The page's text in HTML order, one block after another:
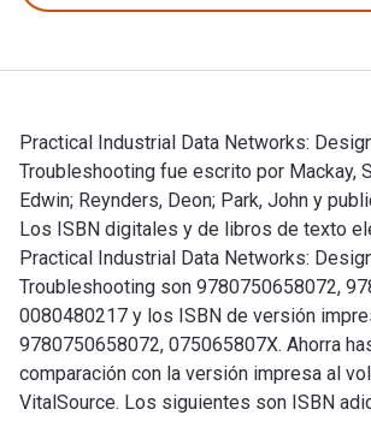
Practical Industrial Data Networks:
Troubleshooting fue escrito por Mackay,
Edwin; Reynders, Deon; Park, John y
Los ISBN digitales y de libros de texto
Practical Industrial Data Networks:
Troubleshooting son 9780750658072,
0080480217 y los ISBN de versión
9780750658072, 075065807X. Ahorra
comparación con la versión impresa al
VitalSource. Los siguientes son ISBN